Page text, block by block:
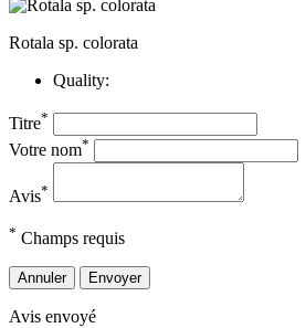
Rotala sp. colorata
Quality:
Titre*
Votre nom*
Avis*
* Champs requis
Annuler Envoyer
Avis envoyé